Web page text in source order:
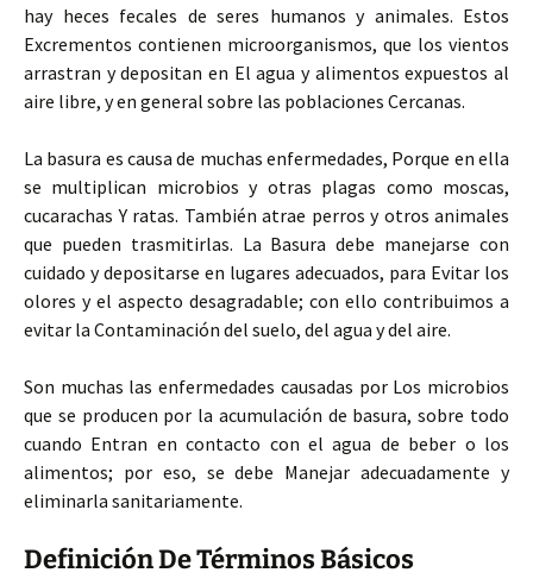
hay heces fecales de seres humanos y animales. Estos
Excrementos contienen microorganismos, que los vientos
arrastran y depositan en El agua y alimentos expuestos al
aire libre, y en general sobre las poblaciones Cercanas.
La basura es causa de muchas enfermedades, Porque en ella
se multiplican microbios y otras plagas como moscas,
cucarachas Y ratas. También atrae perros y otros animales
que pueden trasmitirlas. La Basura debe manejarse con
cuidado y depositarse en lugares adecuados, para Evitar los
olores y el aspecto desagradable; con ello contribuimos a
evitar la Contaminación del suelo, del agua y del aire.
Son muchas las enfermedades causadas por Los microbios
que se producen por la acumulación de basura, sobre todo
cuando Entran en contacto con el agua de beber o los
alimentos; por eso, se debe Manejar adecuadamente y
eliminarla sanitariamente.
Definición De Términos Básicos